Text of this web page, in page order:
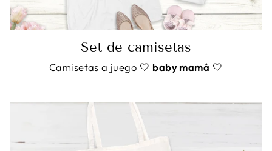
Set de camisetas
Camisetas a juego 🤍 baby mamá 🤍